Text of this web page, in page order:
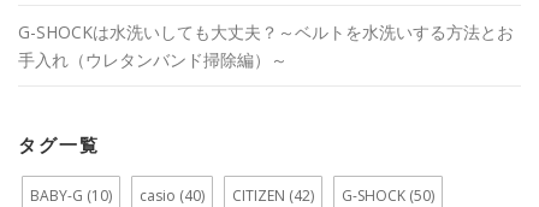
G-SHOCKは水洗いしても大丈夫？～ベルトを水洗いする方法とお
手入れ（ウレタンバンド掃除編）～
タグ一覧
BABY-G (10) casio (40) CITIZEN (42) G-SHOCK (50)